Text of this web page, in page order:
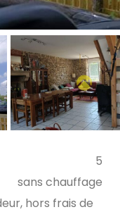
5
sans chauffage
hors frais de